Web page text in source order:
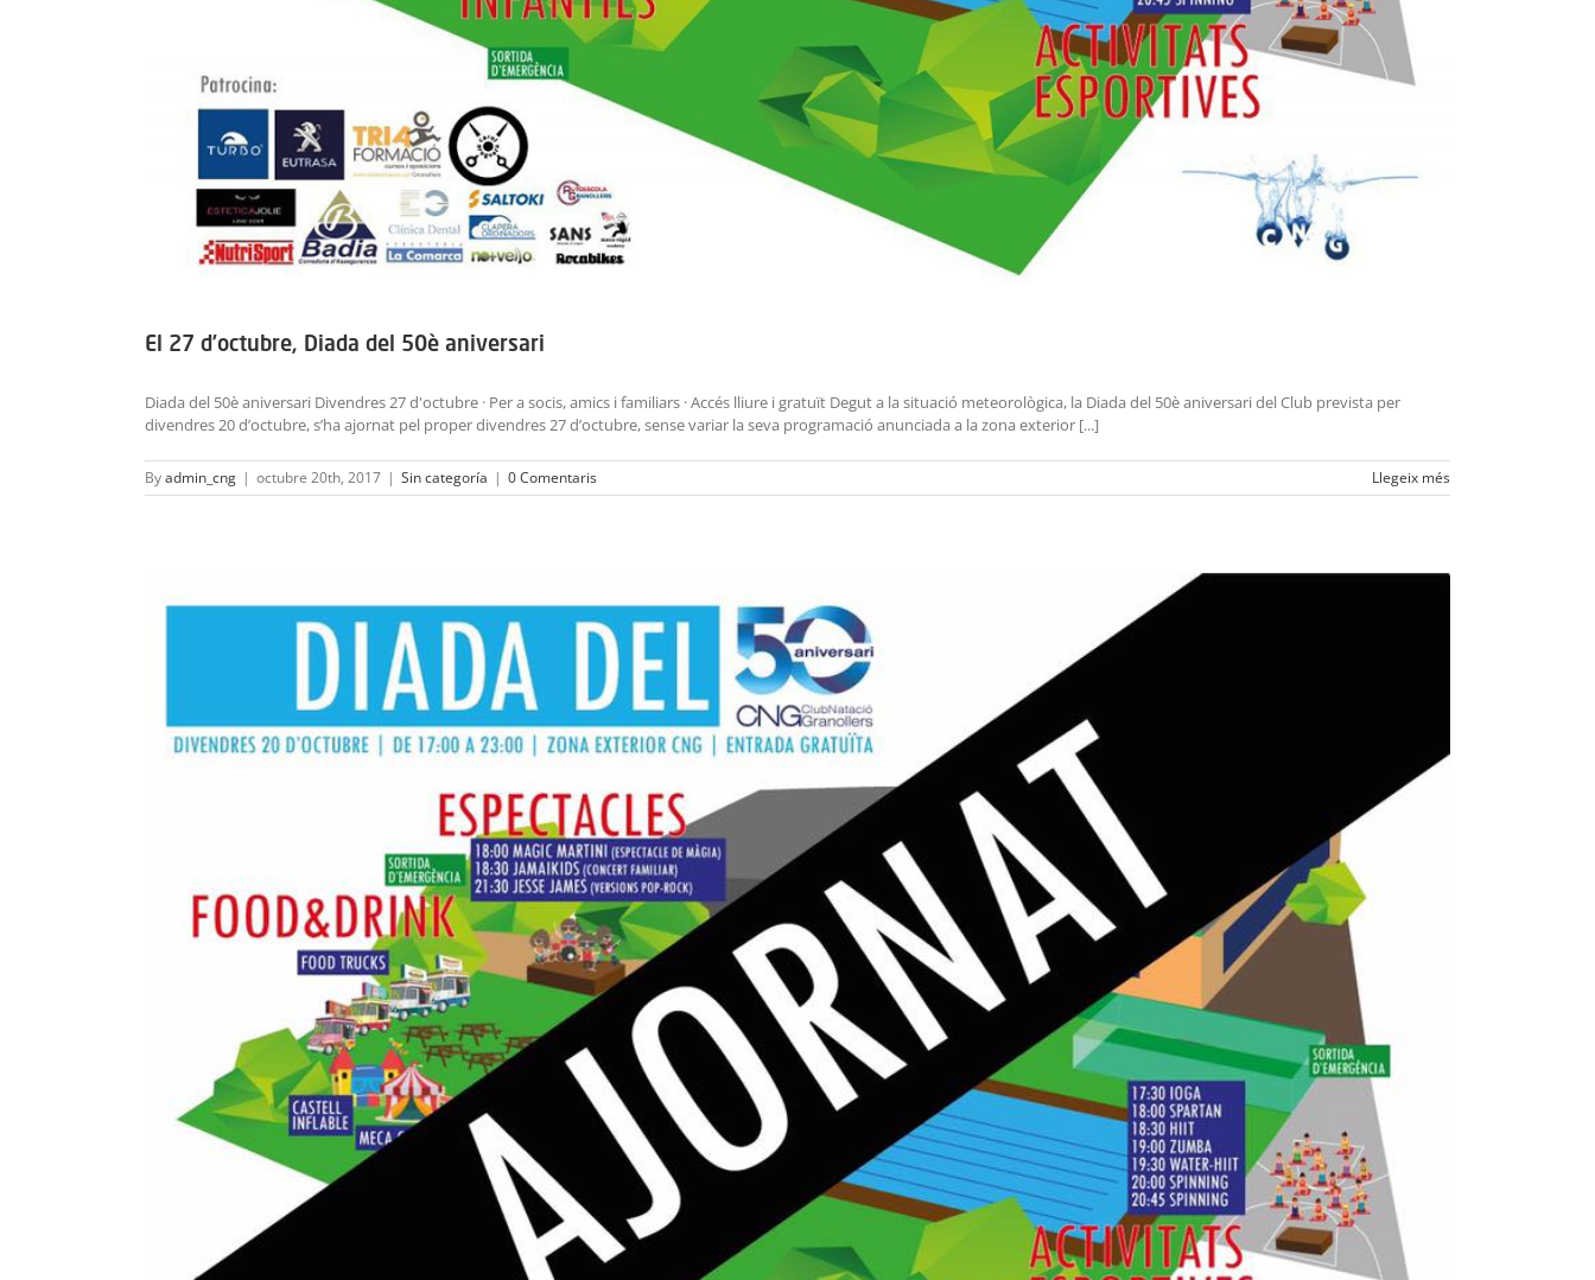
El 27 d’octubre, Diada del 50è aniversari
Diada del 50è aniversari Divendres 27 d'octubre · Per a socis, amics i familiars · Accés lliure i gratuït Degut a la situació meteorològica, la Diada del 50è aniversari del Club prevista per
divendres 20 d’octubre, s’ha ajornat pel proper divendres 27 d’octubre, sense variar la seva programació anunciada a la zona exterior [...]
Byadmin_cng | octubre 20th, 2017 | Sin categoría | 0 Comentaris Llegeix més